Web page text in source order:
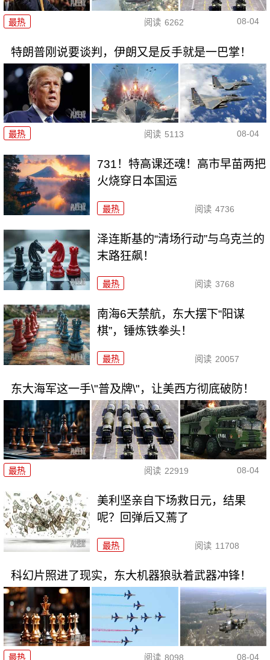
最热 阅读 6262 08-04
特朗普刚说要谈判，伊朗又是反手就是一巴掌！
最热 阅读 5113 08-04
731！特高课还魂！高市早苗两把
火烧穿日本国运
最热 阅读 4736
泽连斯基的“清场行动”与乌克兰的
末路狂飙！
最热 阅读 3768
南海6天禁航，东大摆下“阳谋
棋”，锤炼铁拳头！
最热 阅读 20057
东大海军这一手\"普及牌\"，让美西方彻底破防！
最热 阅读 22919 08-04
美利坚亲自下场救日元，结果
呢？回弹后又蔫了
最热 阅读 11708
科幻片照进了现实，东大机器狼驮着武器冲锋！
最热 阅读 8098 08-04